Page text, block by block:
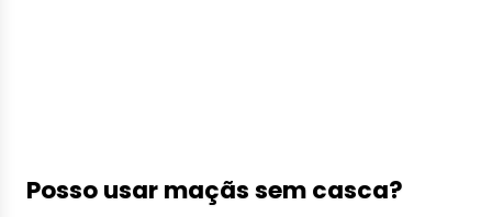
Posso usar maçãs sem casca?